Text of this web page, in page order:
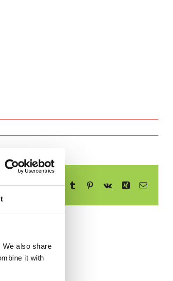
We also share
it with
RedditLinkedInWhatsApp
TelegramTumblr Pinterest
Vk XingE-